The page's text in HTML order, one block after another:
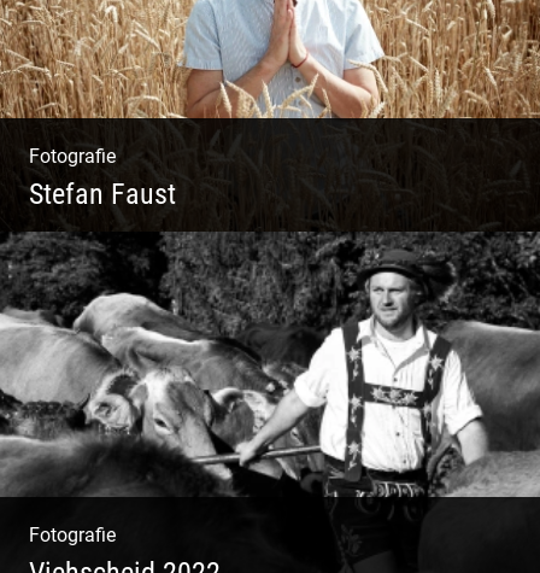
Fotografie
Stefan Faust
Yoga & Meditation
Fotografie